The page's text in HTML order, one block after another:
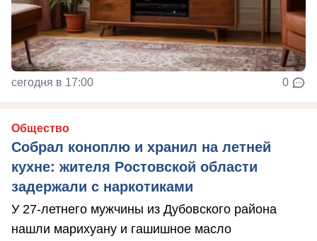
сегодня в 17:00 0
Общество
Собрал коноплю и хранил на летней
кухне: жителя Ростовской области
задержали с наркотиками
У 27-летнего мужчины из Дубовского района
нашли марихуану и гашишное масло